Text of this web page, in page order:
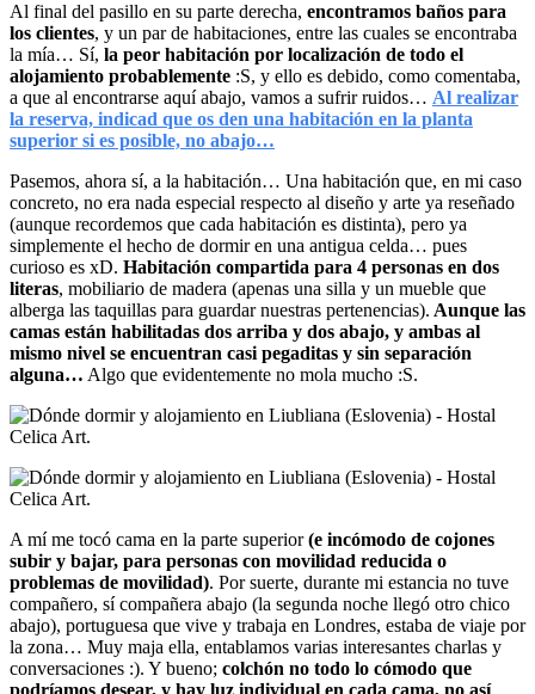
Al final del pasillo en su parte derecha, encontramos baños para
los clientes, y un par de habitaciones, entre las cuales se encontraba
la mía… Sí, la peor habitación por localización de todo el
alojamiento probablemente :S, y ello es debido, como comentaba,
a que al encontrarse aquí abajo, vamos a sufrir ruidos… Al realizar
la reserva, indicad que os den una habitación en la planta
superior si es posible, no abajo…
Pasemos, ahora sí, a la habitación… Una habitación que, en mi caso
concreto, no era nada especial respecto al diseño y arte ya reseñado
(aunque recordemos que cada habitación es distinta), pero ya
simplemente el hecho de dormir en una antigua celda… pues
curioso es xD. Habitación compartida para 4 personas en dos
literas, mobiliario de madera (apenas una silla y un mueble que
alberga las taquillas para guardar nuestras pertenencias). Aunque las
camas están habilitadas dos arriba y dos abajo, y ambas al
mismo nivel se encuentran casi pegaditas y sin separación
alguna… Algo que evidentemente no mola mucho :S.
A mí me tocó cama en la parte superior(e incómodo de cojones
subir y bajar, para personas con movilidad reducida o
problemas de movilidad). Por suerte, durante mi estancia no tuve
compañero, sí compañera abajo (la segunda noche llegó otro chico
abajo), portuguesa que vive y trabaja en Londres, estaba de viaje por
la zona… Muy maja ella, entablamos varias interesantes charlas y
conversaciones :). Y bueno; colchón no todo lo cómodo que